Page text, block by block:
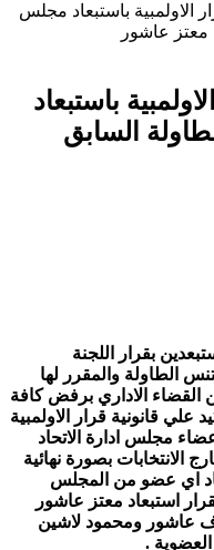
الاولمبية باستبعاد مجلس
معتز عاشور
باستبعاد
السابق
بقرار اللجنة
الطاولة والمقرر لها
الاداري برفض كافة
علي قانونية قرار الاولمبية
مجلس ادارة الاتحاد
الانتخابات بصورة نهائية
اي عضو من المجلس
استبعاد معتز عاشور
عاشور ومحمود لاشين
.